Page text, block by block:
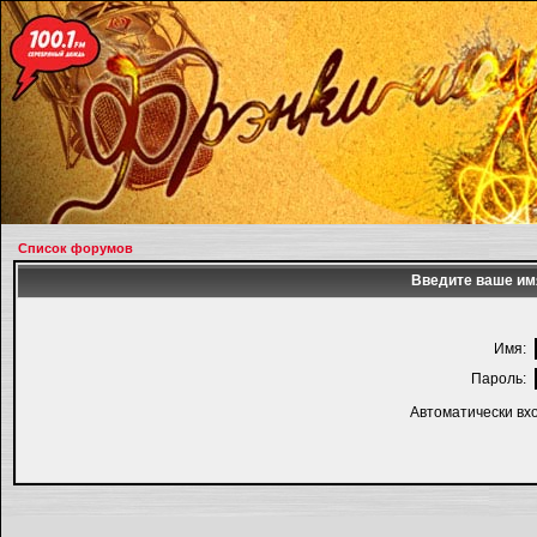
Список форумов
Введите ваше
Имя:
Пароль:
Автоматически